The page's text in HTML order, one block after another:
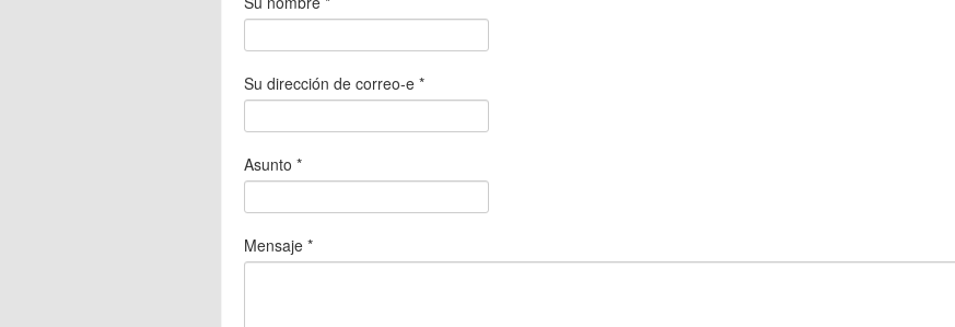
Su dirección de correo-e *
Asunto *
Mensaje *